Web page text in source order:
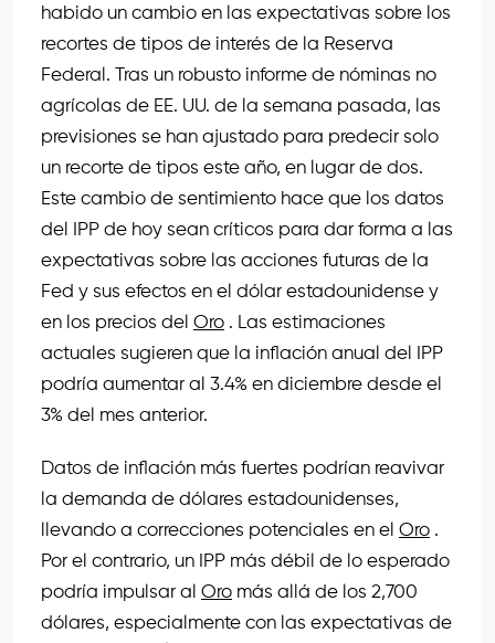
habido un cambio en las expectativas sobre los
recortes de tipos de interés de la Reserva
Federal. Tras un robusto informe de nóminas no
agrícolas de EE. UU. de la semana pasada, las
previsiones se han ajustado para predecir solo
un recorte de tipos este año, en lugar de dos.
Este cambio de sentimiento hace que los datos
del IPP de hoy sean críticos para dar forma a las
expectativas sobre las acciones futuras de la
Fed y sus efectos en el dólar estadounidense y
en los precios del Oro . Las estimaciones
actuales sugieren que la inflación anual del IPP
podría aumentar al 3.4% en diciembre desde el
3% del mes anterior.
Datos de inflación más fuertes podrían reavivar
la demanda de dólares estadounidenses,
llevando a correcciones potenciales en el Oro .
Por el contrario, un IPP más débil de lo esperado
podría impulsar al Oro más allá de los 2,700
dólares, especialmente con las expectativas de